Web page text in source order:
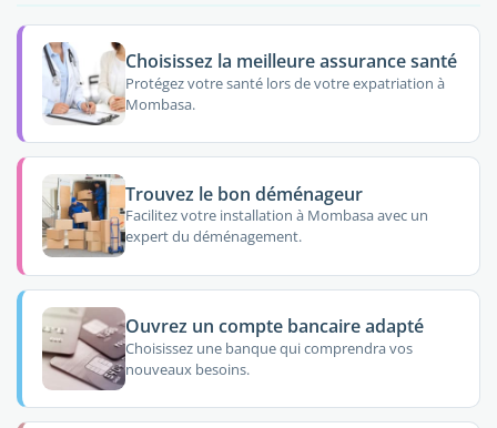
Choisissez la meilleure assurance santé
Protégez votre santé lors de votre expatriation à
Mombasa.
Trouvez le bon déménageur
Facilitez votre installation à Mombasa avec un
expert du déménagement.
Ouvrez un compte bancaire adapté
Choisissez une banque qui comprendra vos
nouveaux besoins.